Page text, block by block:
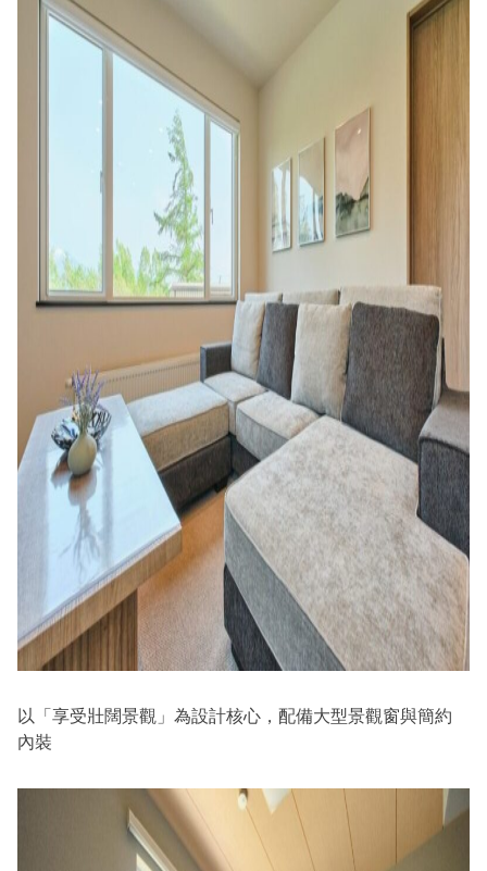
以「享受壯闊景觀」為設計核心，配備大型景觀窗與簡約
內裝